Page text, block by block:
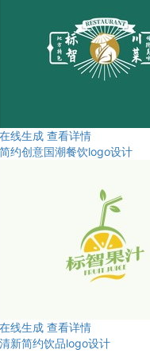
在线生成 查看详情
简约创意国潮餐饮logo设计
在线生成 查看详情
清新简约饮品logo设计